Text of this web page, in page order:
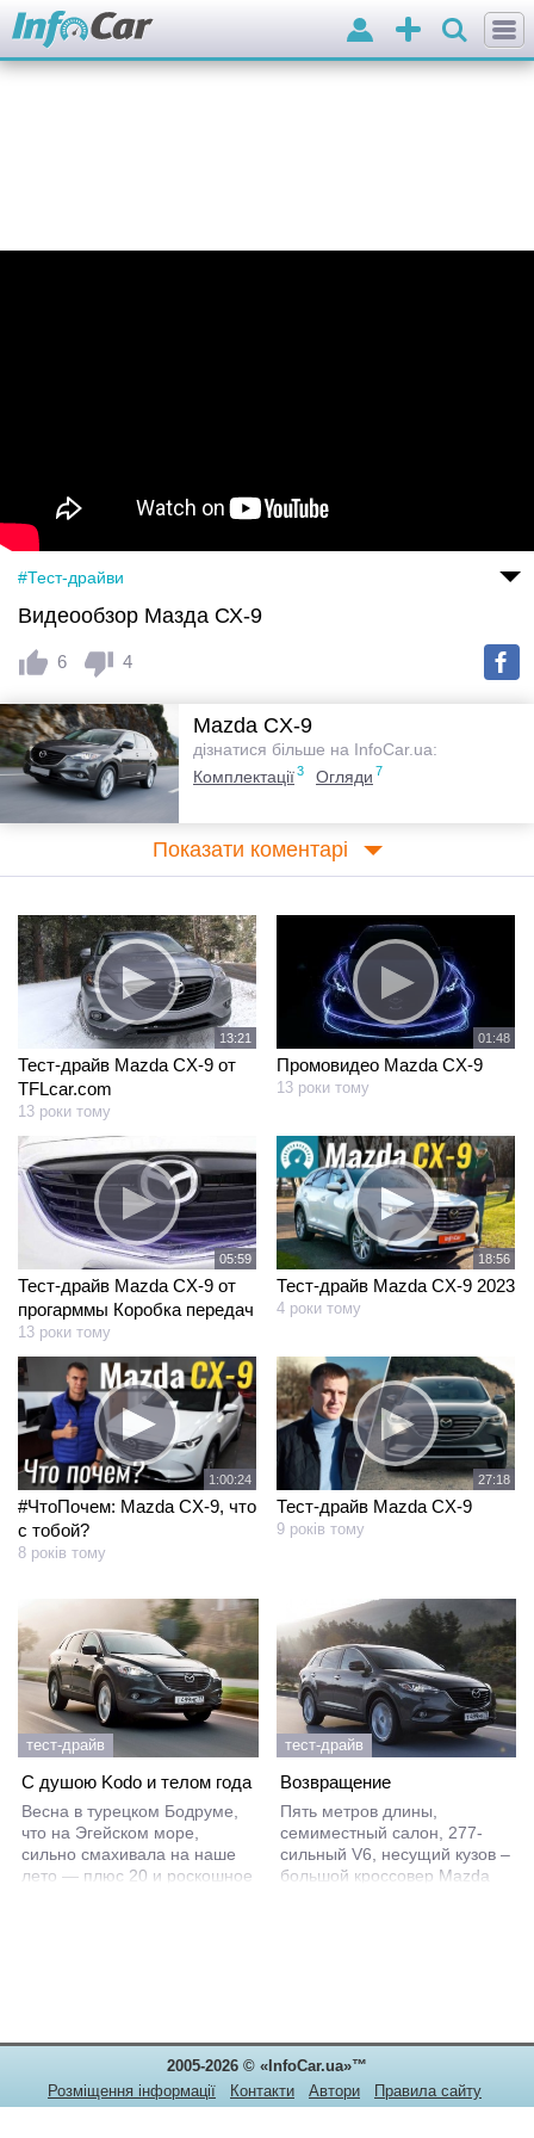
Додати
оголошення
Вхід
#Тест-драйви
Видеообзор Мазда СХ-9
6 4
Mazda CX-9
дізнатися більше на InfoCar.ua:
Комплектації3 Огляди 7
Показати коментарі
13:21
Тест-драйв Mazda CX-9 от
TFLcar.com
13 роки тому
01:48
Промовидео Mazda CX-9
13 роки тому
05:59
Тест-драйв Mazda CX-9 от
прогарммы Коробка передач
13 роки тому
18:56
Тест-драйв Mazda CX-9 2023
4 роки тому
1:00:24
#ЧтоПочем: Mazda CX-9, что
с тобой?
8 років тому
27:18
Тест-драйв Mazda CX-9
9 років тому
тест-драйв
С душою Kodo и телом года
Весна в турецком Бодруме,
что на Эгейском море,
сильно смахивала на наше
лето — плюс 20 и роскошное
тест-драйв
Возвращение
Пять метров длины,
семиместный салон, 277-
сильный V6, несущий кузов –
большой кроссовер Mazda
2005-2026 © «InfoCar.ua»™
Розміщення інформації
Контакти Автори
Правила сайту